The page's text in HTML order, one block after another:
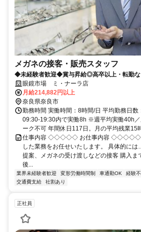
メガネの接客・販売スタッフ
◆未経験者歓迎◆賞与昇給◎高卒以上・転勤な
なめ・業界No1！
眼鏡市場 ミ・ナーラ店
月給214,882円以上
奈良県奈良市
勤務時間 実働時間：8時間/日 平均勤務日数
09:30-19:30内で実働8h ※週平均実働40h
ーク不可 年間休日117日。月の平均残業15
仕事内容 ◇◇◇◇◇ お仕事内容 ◇◇◇◇◇ お
した業務をお任せいたします。 具体的に
提案、メガネの受け渡しなどの接客 購入ま
後...
業界未経験者歓迎 変形労働時間制 車通勤OK 経験
交通費支給
社割あり
正社員